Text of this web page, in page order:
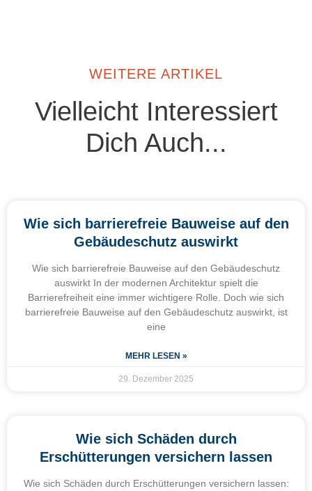
WEITERE ARTIKEL
Vielleicht Interessiert
Dich Auch...
Wie sich barrierefreie Bauweise auf den
Gebäudeschutz auswirkt
Wie sich barrierefreie Bauweise auf den Gebäudeschutz
auswirkt In der modernen Architektur spielt die
Barrierefreiheit eine immer wichtigere Rolle. Doch wie sich
barrierefreie Bauweise auf den Gebäudeschutz auswirkt, ist
eine
MEHR LESEN »
29. Dezember 2025
Wie sich Schäden durch
Erschütterungen versichern lassen
Wie sich Schäden durch Erschütterungen versichern lassen: